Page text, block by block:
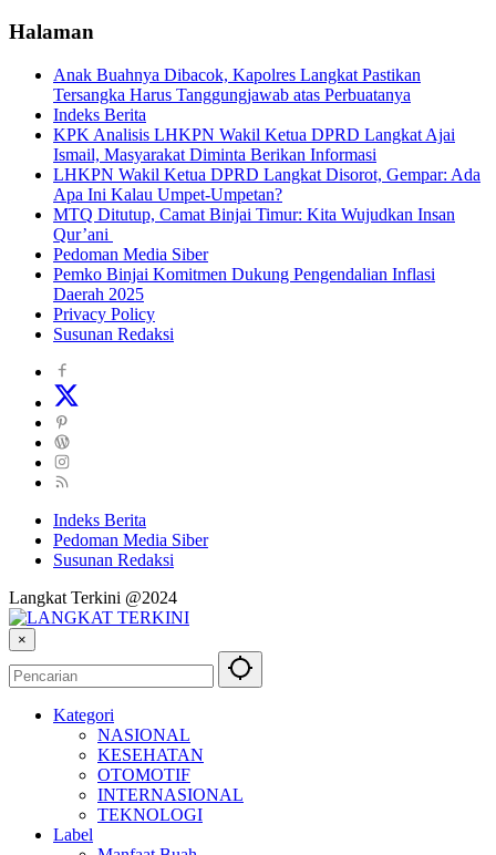
Halaman
Anak Buahnya Dibacok, Kapolres Langkat Pastikan
Tersangka Harus Tanggungjawab atas Perbuatanya
Indeks Berita
KPK Analisis LHKPN Wakil Ketua DPRD Langkat Ajai
Ismail, Masyarakat Diminta Berikan Informasi
LHKPN Wakil Ketua DPRD Langkat Disorot, Gempar: Ada
Apa Ini Kalau Umpet-Umpetan?
MTQ Ditutup, Camat Binjai Timur: Kita Wujudkan Insan
Qur’ani
Pedoman Media Siber
Pemko Binjai Komitmen Dukung Pengendalian Inflasi
Daerah 2025
Privacy Policy
Susunan Redaksi
Indeks Berita
Pedoman Media Siber
Susunan Redaksi
Langkat Terkini @2024
×
Kategori
NASIONAL
KESEHATAN
OTOMOTIF
INTERNASIONAL
TEKNOLOGI
Label